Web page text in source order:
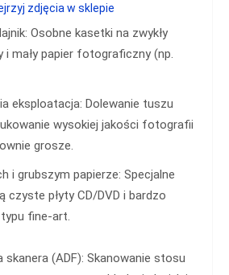
Osobne kasetki na zwykły
i mały papier fotograficzny (np.
eksploatacja: Dolewanie tuszu
wysokiej jakości fotografii
grosze.
i grubszym papierze: Specjalne
czyste płyty CD/DVD i bardzo
fine-art.
skanera (ADF): Skanowanie stosu
zdjęcia w sklepie